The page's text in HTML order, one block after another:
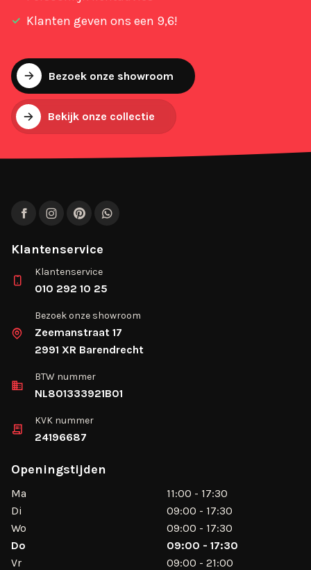
Klanten geven ons een 9,6!
Bezoek onze showroom
Bekijk onze collectie
FacebookInstagram
PinterestWhatsApp
Klantenservice
Klantenservice
010 292 10 25
Bezoek onze showroom
Zeemanstraat 17
2991 XR Barendrecht
BTW nummer
NL801333921B01
KVK nummer
24196687
Openingstijden
Ma
11:00 - 17:30
Di
09:00 - 17:30
Wo
09:00 - 17:30
Do
09:00 - 17:30
Vr
09:00 - 21:00